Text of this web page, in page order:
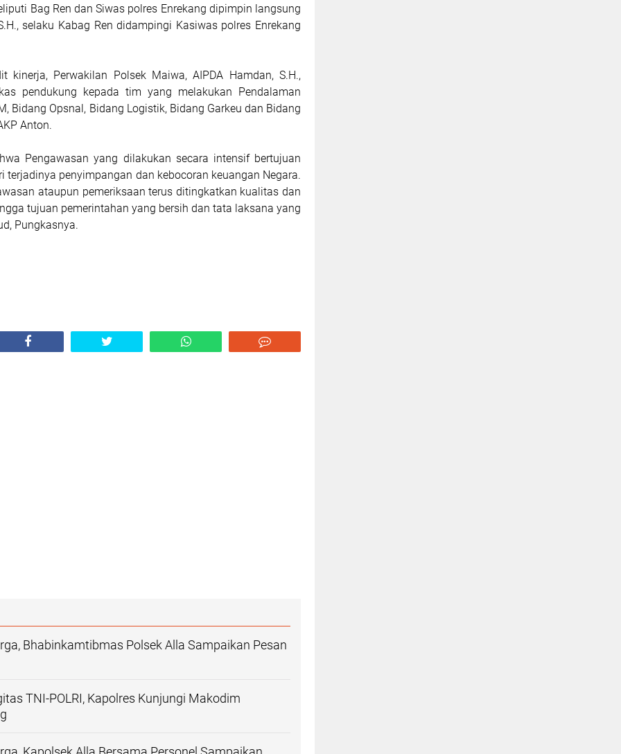
Bag Ren dan Siwas polres Enrekang dipimpin langsung
selaku Kabag Ren didampingi Kasiwas polres Enrekang
kinerja, Perwakilan Polsek Maiwa, AIPDA Hamdan, S.H.,
pendukung kepada tim yang melakukan Pendalaman
Bidang Opsnal, Bidang Logistik, Bidang Garkeu dan Bidang
Anton.
Pengawasan yang dilakukan secara intensif bertujuan
terjadinya penyimpangan dan kebocoran keuangan Negara.
ataupun pemeriksaan terus ditingkatkan kualitas dan
tujuan pemerintahan yang bersih dan tata laksana yang
Pungkasnya.
Bhabinkamtibmas Polsek Alla Sampaikan Pesan
TNI-POLRI, Kapolres Kunjungi Makodim